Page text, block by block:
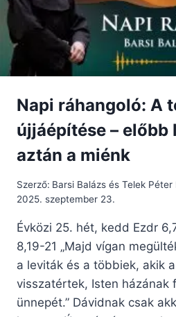
Napi ráhangoló: A
újjáépítése – előbb
aztán a miénk
Szerző: Barsi Balázs és Telek Péter
2025. szeptember 23.
Évközi 25. hét, kedd Ezdr
8,19-21 „Majd vígan
a leviták és a többiek, akik
visszatértek, Isten házának
ünnepét.” Dávidnak csak